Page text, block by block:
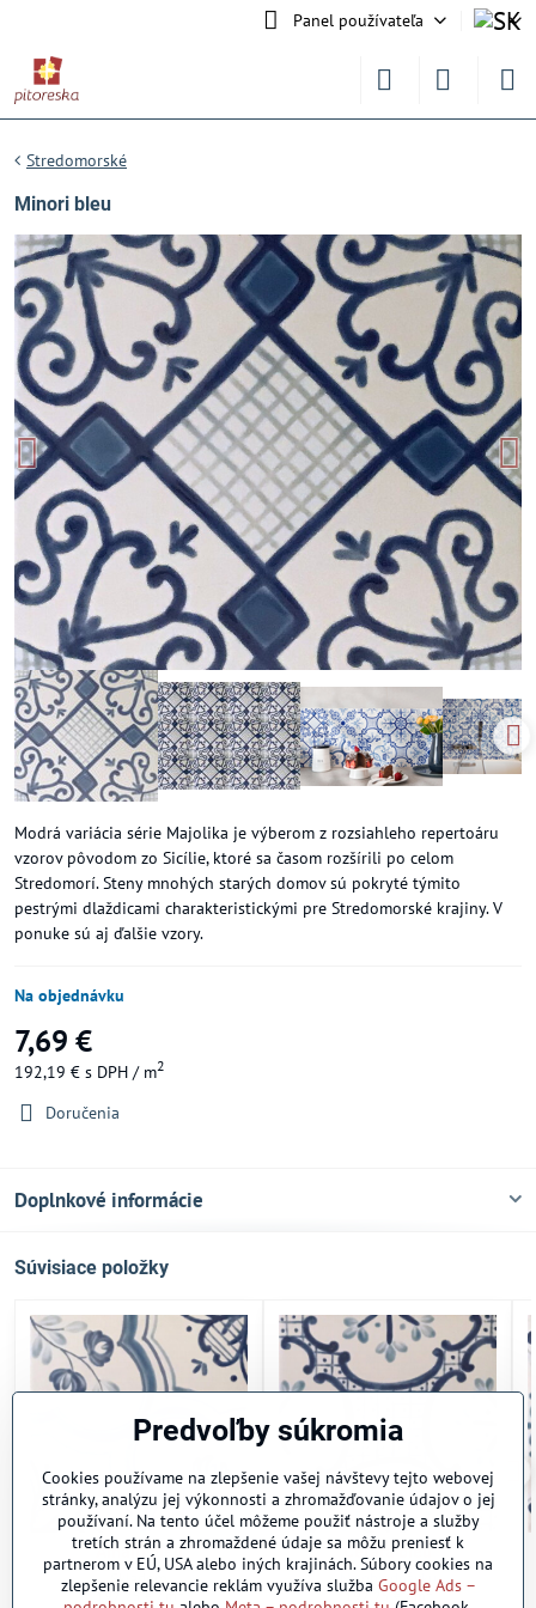
Panel používateľa
Stredomorské
Minori bleu
Modrá variácia série Majolika je výberom z rozsiahleho repertoáru
vzorov pôvodom zo Sicílie, ktoré sa časom rozšírili po celom
Stredomorí. Steny mnohých starých domov sú pokryté týmito
pestrými dlaždicami charakteristickými pre Stredomorské krajiny. V
ponuke sú aj ďalšie vzory.
Na objednávku
7,69 €
192,19 € s DPH / m2
Doručenia
Doplnkové informácie
Súvisiace položky
Amalfi bleu
Skladom
192,25 €/ m2
Cetara bleu
Na objednávku
192,25 €/ m2
Predvoľby súkromia
Cookies používame na zlepšenie vašej návštevy tejto webovej
stránky, analýzu jej výkonnosti a zhromažďovanie údajov o jej
používaní. Na tento účel môžeme použiť nástroje a služby
tretích strán a zhromaždené údaje sa môžu preniesť k
partnerom v EÚ, USA alebo iných krajinách. Súbory cookies na
zlepšenie relevancie reklám využíva služba Google Ads –